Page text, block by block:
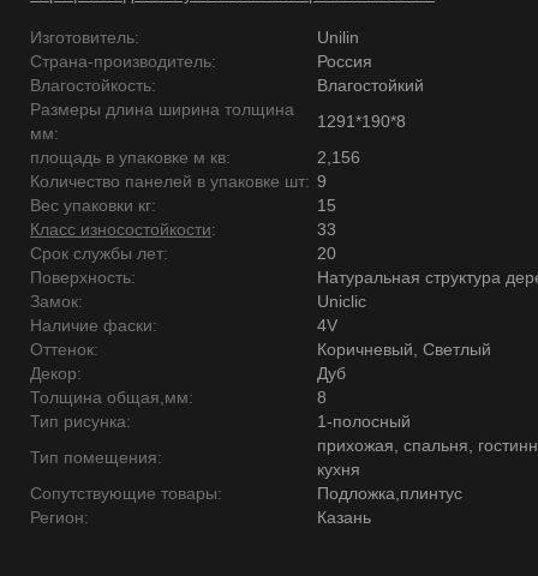
Изготовитель:
Unilin
Страна-производитель:
Россия
Влагостойкость:
Влагостойкий
Размеры длина ширина толщина
мм:
1291*190*8
площадь в упаковке м кв:
2,156
Количество панелей в упаковке шт: 9
Вес упаковки кг:
15
Класс износостойкости:
33
Срок службы лет:
20
Поверхность:
Натуральная структура
Замок:
Uniclic
Наличие фаски:
4V
Оттенок:
Коричневый, Светлый
Декор:
Дуб
Толщина общая,мм:
8
Тип рисунка:
1-полосный
Тип помещения:
прихожая, спальня,
кухня
Сопутствующие товары:
Подложка,плинтус
Регион:
Казань